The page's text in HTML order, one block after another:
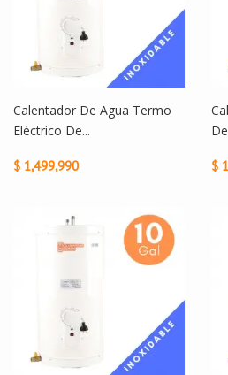
Calentador De Agua Termo
Eléctrico De...
$ 1,499,990 $